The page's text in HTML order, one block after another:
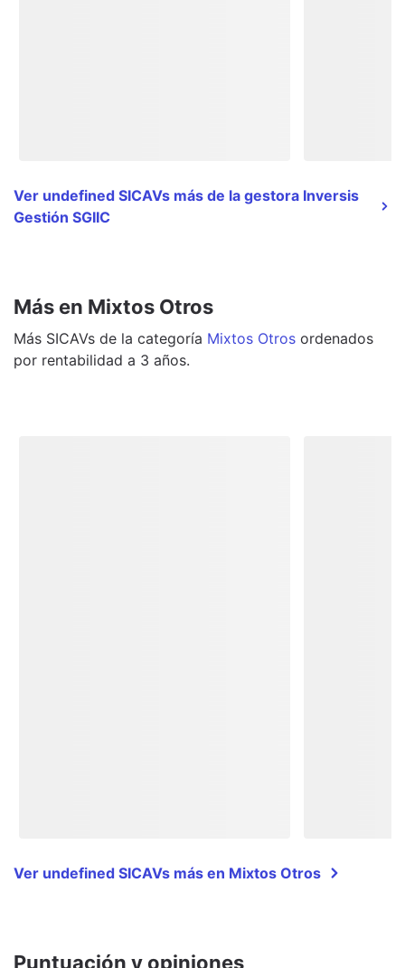
Ver undefined SICAVs más de la gestora Inversis
Gestión SGIIC
Más en Mixtos Otros
Más SICAVs de la categoría Mixtos Otros ordenados
por rentabilidad a 3 años.
Ver undefined SICAVs más en Mixtos Otros
Puntuación y opiniones